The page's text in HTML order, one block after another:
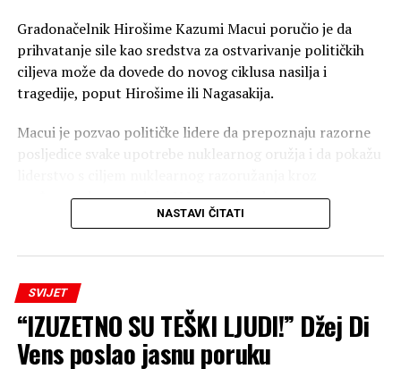
Gradonačelnik Hirošime Kazumi Macui poručio je da
prihvatanje sile kao sredstva za ostvarivanje političkih
ciljeva može da dovede do novog ciklusa nasilja i
tragedije, poput Hirošime ili Nagasakija.
Macui je pozvao političke lidere da prepoznaju razorne
posljedice svake upotrebe nuklearnog oružja i da pokažu
međunarodnu saradnju. U Japanu je održana
komemoracija i minut ćutanja u 8.15 časova, tačno u
bombarder “Enola Gej” bacio atomsku bombu na
Hirošimu.
Agencija TASS javila je da je Macui kritikovao Rusiju i
njene akcije u Ukrajini tokom komemoracije, ali nije
pomenuo SAD kao zemlju koja je bacila bombu na grad.
NASTAVI ČITATI
SVIJET
“IZUZETNO SU TEŠKI LJUDI!” Džej Di
Vens poslao jasnu poruku